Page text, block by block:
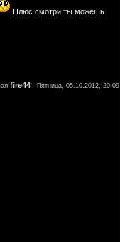
Плюс смотри ты можешь
fire44 - Пятница, 05.10.2012, 20:09